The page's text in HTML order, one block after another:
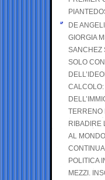
DE
GIORGIA
SANCHEZ
SOLO
TERRENO
RIBADIRE
AL
POLITICA
MEZZI.